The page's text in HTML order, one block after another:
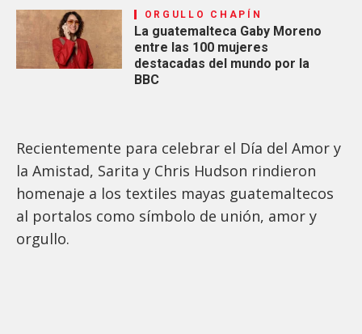
ORGULLO CHAPÍN
La guatemalteca Gaby Moreno
entre las 100 mujeres
destacadas del mundo por la
BBC
Recientemente para celebrar el Día del Amor y
la Amistad, Sarita y Chris Hudson rindieron
homenaje a los textiles mayas guatemaltecos
al portalos como símbolo de unión, amor y
orgullo.